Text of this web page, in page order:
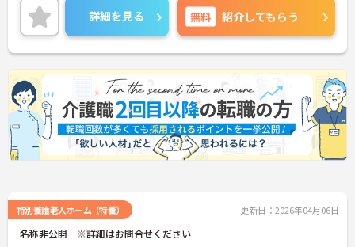
興味のある方には、面接対策ポイントなど、さらに
詳細をお話しいたしますのでお気軽にご相談くださ
い！
詳細を見る 無料 紹介してもらう
特別養護老人ホーム（特養） 更新日：2026年04月06日
名称非公開 ※詳細はお問合せください